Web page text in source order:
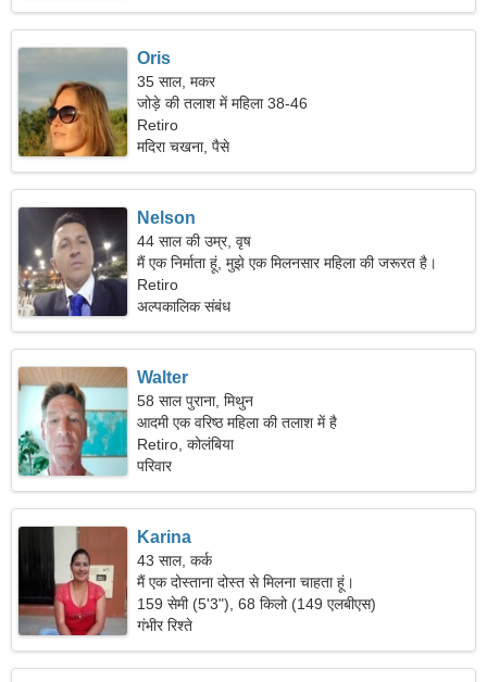
Oris
35 साल, मकर
जोड़े की तलाश में महिला 38-46
Retiro
मदिरा चखना, पैसे
Nelson
44 साल की उम्र, वृष
मैं एक निर्माता हूं, मुझे एक मिलनसार महिला की जरूरत है।
Retiro
अल्पकालिक संबंध
Walter
58 साल पुराना, मिथुन
आदमी एक वरिष्ठ महिला की तलाश में है
Retiro, कोलंबिया
परिवार
Karina
43 साल, कर्क
मैं एक दोस्ताना दोस्त से मिलना चाहता हूं।
159 सेमी (5'3"), 68 किलो (149 एलबीएस)
गंभीर रिश्ते